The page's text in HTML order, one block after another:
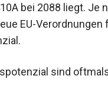
bei 2088 liegt. Je
EU-Verordnungen
sind